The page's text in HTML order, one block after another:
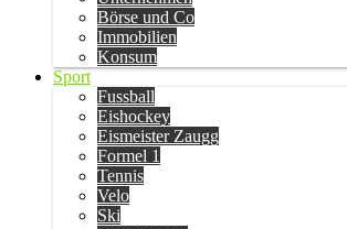
Börse und Co
Immobilien
Konsum
Sport
Fussball
Eishockey
Eismeister Zaugg
Formel 1
Tennis
Velo
Ski